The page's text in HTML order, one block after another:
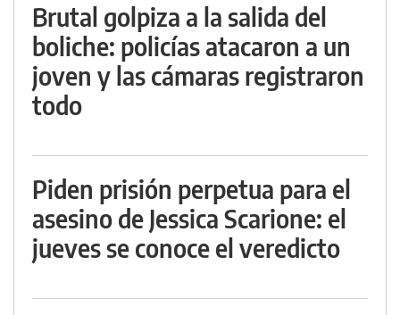
Brutal golpiza a la salida del
boliche: policías atacaron a un
joven y las cámaras registraron
todo
Piden prisión perpetua para el
asesino de Jessica Scarione: el
jueves se conoce el veredicto